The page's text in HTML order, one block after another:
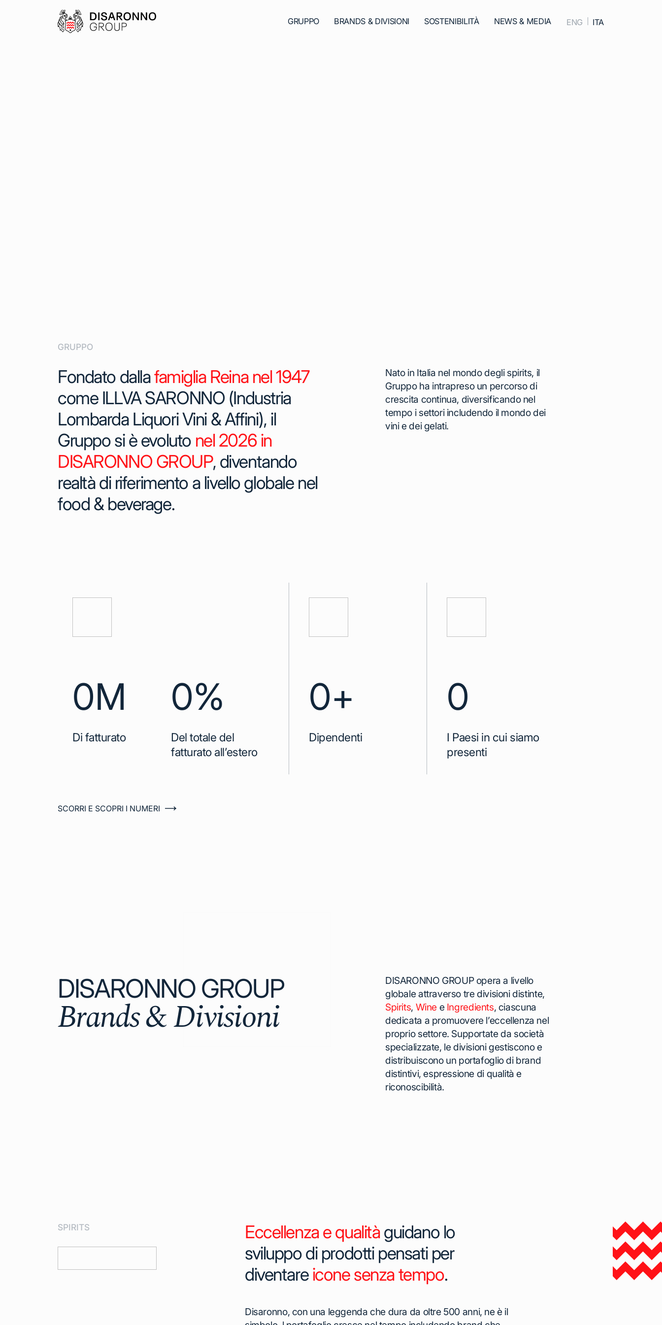
GRUPPO BRANDS & DIVISIONI SOSTENIBILITÀ NEWS & MEDIA ENG ITA
GRUPPO
Fondato dallafamiglia Reina nel 1947
come ILLVA SARONNO (Industria
Lombarda Liquori Vini & Affini), il
Gruppo si è evoluto nel 2026 in
DISARONNO GROUP, diventando
realtà di riferimento a livello globale nel
food & beverage.
Nato in Italia nel mondo degli spirits, il
Gruppo ha intrapreso un percorso di
crescita continua, diversificando nel
tempo i settori includendo il mondo dei
vini e dei gelati.
0M
Di fatturato
0%
Del totale del
fatturato all’estero
0+
Dipendenti
0
I Paesi in cui siamo
presenti
SCORRI E SCOPRI I NUMERI
DISARONNO GROUP
Brands & Divisioni
DISARONNO GROUP opera a livello
globale attraverso tre divisioni distinte,
Spirits, Wine e Ingredients, ciascuna
dedicata a promuovere l’eccellenza nel
proprio settore. Supportate da società
specializzate, le divisioni gestiscono e
distribuiscono un portafoglio di brand
distintivi, espressione di qualità e
riconoscibilità.
SPIRITS Eccellenza e qualitàguidano lo
sviluppo di prodotti pensati per
diventareicone senza tempo.
Disaronno, con una leggenda che dura da oltre 500 anni, ne è il